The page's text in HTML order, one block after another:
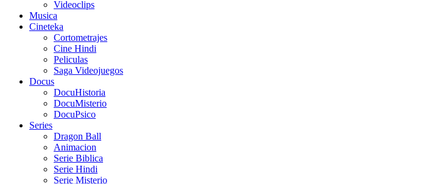
Videoclips
Musica
Cineteka
Cortometrajes
Cine Hindi
Peliculas
Saga Videojuegos
Docus
DocuHistoria
DocuMisterio
DocuPsico
Series
Dragon Ball
Animacion
Serie Biblica
Serie Hindi
Serie Misterio